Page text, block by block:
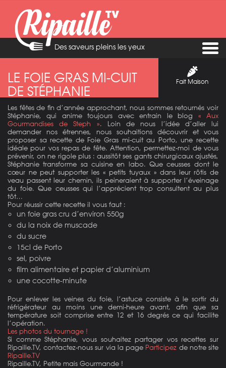
Des saveurs pleins les yeux
LE FOIE GRAS MI-CUIT
DE STÉPHANIE
Fait Maison
Les fêtes de fin d’année approchant, nous sommes retournés voir
Stéphanie, qui anime toujours avec entrain le blog « Aux
Gourmandises de Steph ». Loin de nous l’idée d’aller lui
demander nos étrennes, nous souhaitions découvrir et vous
proposer sa recette de Foie Gras mi-cuit au Porto, une recette
idéale pour vos repas de fête. Attention, permettez-moi de vous
prévenir, on ne rigole plus : aussitôt ses gants chirurgicaux ajustés,
Stéphanie transforme sa cuisine en labo. Que ceusses dont le
cœur ne peut supporter les « petits tuyaux » dans leur rôtis de
veau passent leur chemin, ils peineraient à supporter l’éveinage
du foie. Que ceusses qui l’apprécient trop consultent au plus
tôt…
Pour réussir cette recette il vous faut :
un foie gras cru d’environ 550g
du la noix de muscade
du sucre
15cl de Porto
sel, poivre
film alimentaire et papier d’aluminium
une cocotte-minute
Pour enlever les veines du foie, l’astuce consiste à le sortir du
réfrigérateur au moins une demi-heure avant, afin que sa
température soit comprise entre 12 et 16 degrés ce qui facilite
l’opération.
Les photos du tournage !
Si comme Stéphanie, vous souhaitez partager vos recettes sur
Ripaille.TV, contactez-nous sur via la page Participez de notre site
Ripaille.TV
Ripaille.TV, Petite mais Gourmande !